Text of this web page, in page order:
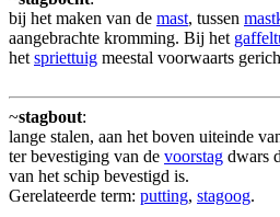
bij het maken van de mast, tussen
aangebrachte kromming. Bij het
het spriettuig meestal voorwaarts
~stagbout:
lange stalen, aan het boven uiteinde
ter bevestiging van de voorstag dwars
van het schip bevestigd is.
Gerelateerde term: putting, stagoog.